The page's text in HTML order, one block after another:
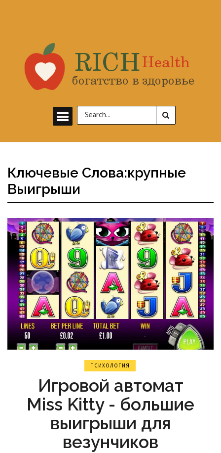
Ключевые Слова:крупные
Выигрыши
ПСИХОЛОГИЯ
Игровой автомат
Miss Kitty - большие
выигрыши для
везунчиков